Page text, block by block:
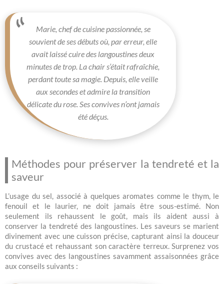
Marie, chef de cuisine passionnée, se
souvient de ses débuts où, par erreur, elle
avait laissé cuire des langoustines deux
minutes de trop. La chair s’était rafraîchie,
perdant toute sa magie. Depuis, elle veille
aux secondes et admire la transition
délicate du rose. Ses convives n’ont jamais
été déçus.
Méthodes pour préserver la tendreté et la
saveur
L’usage du sel, associé à quelques aromates comme le thym, le
fenouil et le laurier, ne doit jamais être sous-estimé. Non
seulement ils rehaussent le goût, mais ils aident aussi à
conserver la tendreté des langoustines. Les saveurs se marient
divinement avec une cuisson précise, capturant ainsi la douceur
du crustacé et rehaussant son caractère terreux. Surprenez vos
convives avec des langoustines savamment assaisonnées grâce
aux conseils suivants :